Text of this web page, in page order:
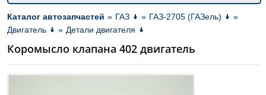
Каталог автозапчастей » ГАЗ » ГАЗ-2705 (ГАЗель)
»
Двигатель
» Детали двигателя
Коромысло клапана 402 двигатель